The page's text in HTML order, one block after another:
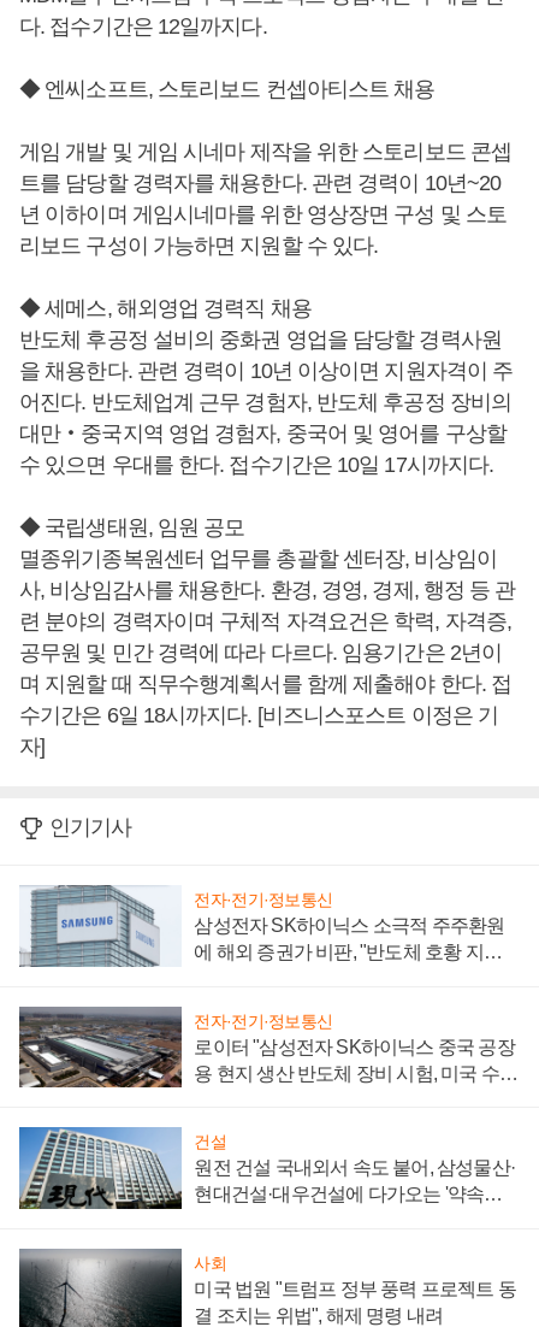
다. 접수기간은 12일까지다.
◆ 엔씨소프트, 스토리보드 컨셉아티스트 채용
게임 개발 및 게임 시네마 제작을 위한 스토리보드 콘셉
트를 담당할 경력자를 채용한다. 관련 경력이 10년~20
년 이하이며 게임시네마를 위한 영상장면 구성 및 스토
리보드 구성이 가능하면 지원할 수 있다.
◆ 세메스, 해외영업 경력직 채용
반도체 후공정 설비의 중화권 영업을 담당할 경력사원
을 채용한다. 관련 경력이 10년 이상이면 지원자격이 주
어진다. 반도체업계 근무 경험자, 반도체 후공정 장비의
대만‧중국지역 영업 경험자, 중국어 및 영어를 구상할
수 있으면 우대를 한다. 접수기간은 10일 17시까지다.
◆ 국립생태원, 임원 공모
멸종위기종복원센터 업무를 총괄할 센터장, 비상임이
사, 비상임감사를 채용한다. 환경, 경영, 경제, 행정 등 관
련 분야의 경력자이며 구체적 자격요건은 학력, 자격증,
공무원 및 민간 경력에 따라 다르다. 임용기간은 2년이
며 지원할 때 직무수행계획서를 함께 제출해야 한다. 접
수기간은 6일 18시까지다. [비즈니스포스트 이정은 기
자]
인기기사
전자·전기·정보통신
삼성전자 SK하이닉스 소극적 주주환원
에 해외 증권가 비판, "반도체 호황 지속
전자·전기·정보통신
로이터 "삼성전자 SK하이닉스 중국 공장
용 현지 생산 반도체 장비 시험, 미국 수출
건설
원전 건설 국내외서 속도 붙어, 삼성물산·
현대건설·대우건설에 다가오는 '약속의
사회
미국 법원 "트럼프 정부 풍력 프로젝트 동
결 조치는 위법", 해제 명령 내려